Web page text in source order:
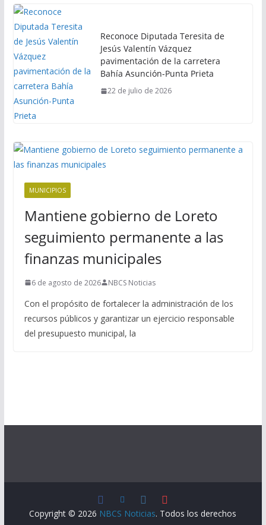
Reconoce Diputada Teresita de
Jesús Valentín Vázquez
pavimentación de la carretera
Bahía Asunción-Punta Prieta
22 de julio de 2026
MUNICIPIOS
Mantiene gobierno de Loreto
seguimiento permanente a las
finanzas municipales
6 de agosto de 2026 NBCS Noticias
Con el propósito de fortalecer la administración de los
recursos públicos y garantizar un ejercicio responsable
del presupuesto municipal, la
Copyright © 2026 NBCS Noticias. Todos los derechos